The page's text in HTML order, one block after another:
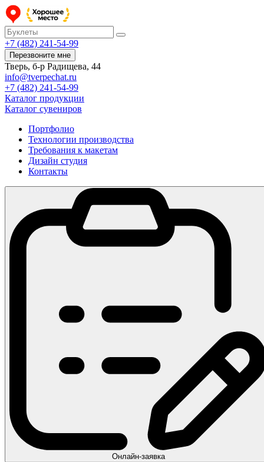
+7 (482) 241-54-99
Перезвоните мне
Тверь, б-р Радищева, 44
info@tverpechat.ru
+7 (482) 241-54-99
Каталог продукции
Каталог сувениров
Портфолио
Технологии производства
Требования к макетам
Дизайн студия
Контакты
Онлайн-заявка